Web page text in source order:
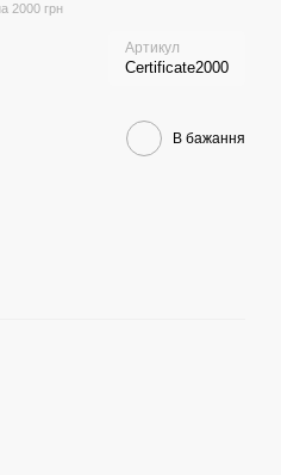
2000 грн
Артикул
Certificate2000
В бажання